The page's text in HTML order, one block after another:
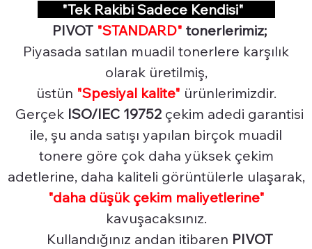
"Tek Rakibi Sadece Kendisi"
PIVOT "STANDARD" tonerlerimiz;
Piyasada satılan muadil tonerlere karşılık
olarak üretilmiş,
üstün "Spesiyal kalite" ürünlerimizdir.
Gerçek ISO/IEC 19752 çekim adedi garantisi
ile, şu anda satışı yapılan birçok muadil
tonere göre çok daha yüksek çekim
adetlerine, daha kaliteli görüntülerle ulaşarak,
"daha düşük çekim maliyetlerine"
kavuşacaksınız.
Kullandığınız andan itibaren PIVOT